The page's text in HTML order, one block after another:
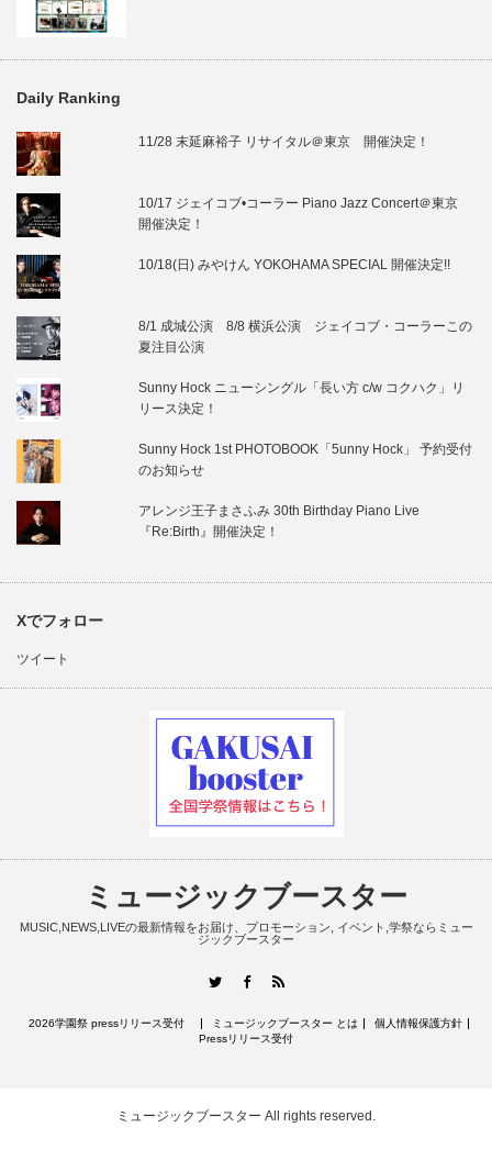
Daily Ranking
11/28 末延麻裕子 リサイタル＠東京 開催決定！
10/17 ジェイコブ•コーラー Piano Jazz Concert＠東京
開催決定！
10/18(日) みやけん YOKOHAMA SPECIAL 開催決定!!
8/1 成城公演 8/8 横浜公演 ジェイコブ・コーラーこの
夏注目公演
Sunny Hock ニューシングル「長い方 c/w コクハク」リ
リース決定！
Sunny Hock 1st PHOTOBOOK「5unny Hock」 予約受付
のお知らせ
アレンジ王子まさふみ 30th Birthday Piano Live
『Re:Birth』開催決定！
Xでフォロー
ツイート
ミュージックブースター
MUSIC,NEWS,LIVEの最新情報をお届け、プロモーション, イベント,学祭ならミュー
ジックブースター
TwitterFacebook
2026学園祭 pressリリース受付 ミュージックブースター とは
個人情報保護方針
Pressリリース受付
ミュージックブースター All rights reserved.